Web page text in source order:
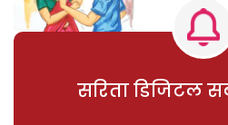
सरिता डिजिटल